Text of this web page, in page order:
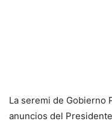
La seremi de Gobierno
anuncios del